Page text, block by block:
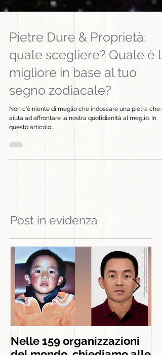
Pietre Dure & Proprietà:
quale scegliere? Quale è la
migliore in base al tuo
segno zodiacale?
Non c'è niente di meglio che indossare una pietra che
aiuta ad affrontare la nostra quotidianità al meglio. In
questo articolo...
Post in evidenza